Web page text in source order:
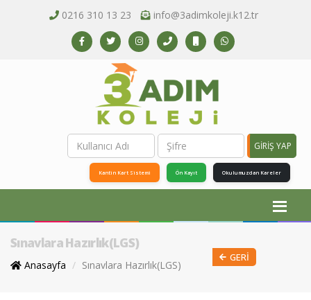
0216 310 13 23 info@3adimkoleji.k12.tr
GİRİŞ YAP
Kantin Kart Sistemi Ön Kayıt Okulumuzdan Kareler
Sınavlara Hazırlık(LGS)
Anasayfa Sınavlara Hazırlık(LGS)
GERI